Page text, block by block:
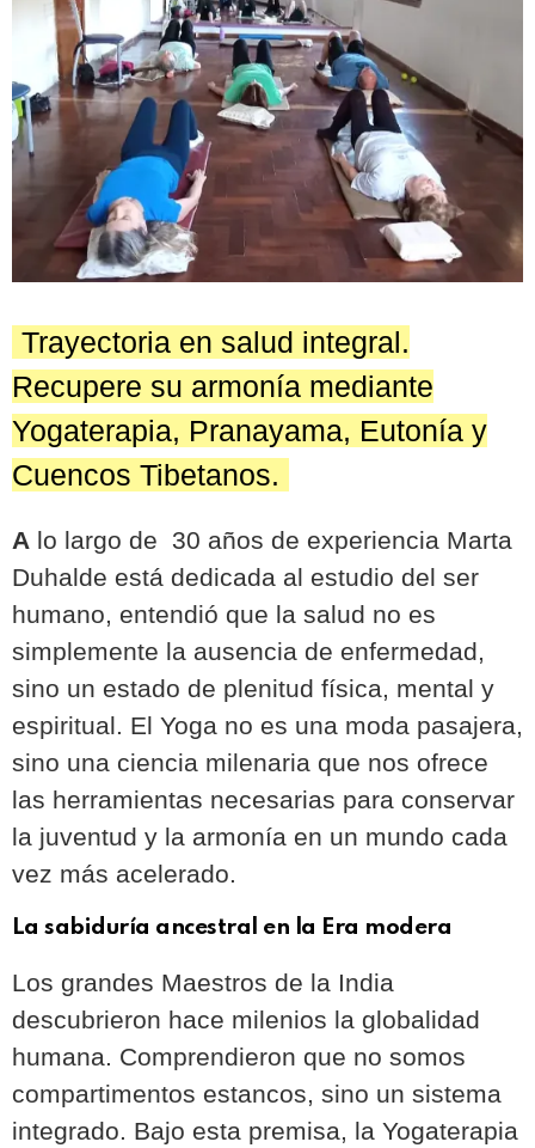
Trayectoria en salud integral.
Recupere su armonía mediante
Yogaterapia, Pranayama, Eutonía y
Cuencos Tibetanos.
A lo largo de 30 años de experiencia Marta
Duhalde está dedicada al estudio del ser
humano, entendió que la salud no es
simplemente la ausencia de enfermedad,
sino un estado de plenitud física, mental y
espiritual. El Yoga no es una moda pasajera,
sino una ciencia milenaria que nos ofrece
las herramientas necesarias para conservar
la juventud y la armonía en un mundo cada
vez más acelerado.
La sabiduría ancestral en la Era modera
Los grandes Maestros de la India
descubrieron hace milenios la globalidad
humana. Comprendieron que no somos
compartimentos estancos, sino un sistema
integrado. Bajo esta premisa, la Yogaterapia